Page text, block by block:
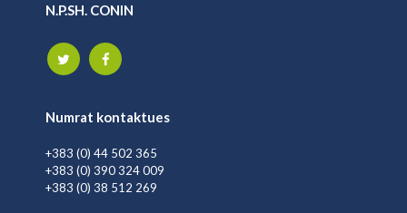
N.P.SH. CONIN
Numrat kontaktues
+383 (0) 44 502 365
+383 (0) 390 324 009
+383 (0) 38 512 269